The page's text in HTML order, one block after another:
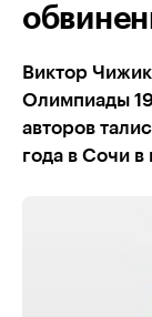
Виктор
Олимпиады
авторов
года в Сочи в